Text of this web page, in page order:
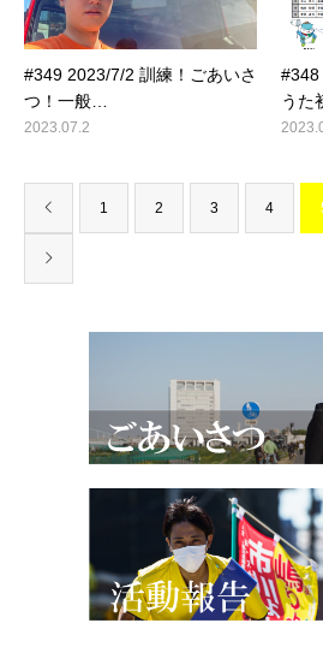
#349 2023/7/2 訓練！ごあいさ
つ！一般…
2023.07.2
#348
うた
1 2 3 4